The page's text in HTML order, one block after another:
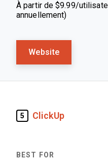
À partir de $9.99/
annuellement)
Website
5 ClickUp